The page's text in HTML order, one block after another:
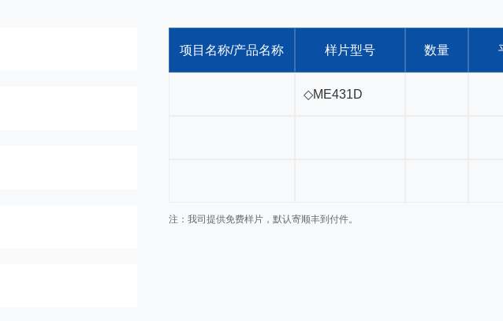
项目名称/产品名称 样片型号 数量
注：我司提供免费样片，默认寄顺丰到付件。